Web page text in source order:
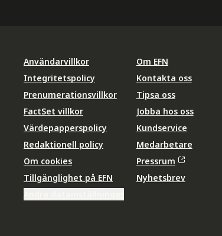
Användarvillkor
Integritetspolicy
Prenumerationsvillkor
FactSet villkor
Värdepapperspolicy
Redaktionell policy
Om cookies
Tillgänglighet på EFN
Om EFN
Kontakta oss
Tipsa oss
Jobba hos oss
Kundservice
Medarbetare
Pressrum
Nyhetsbrev